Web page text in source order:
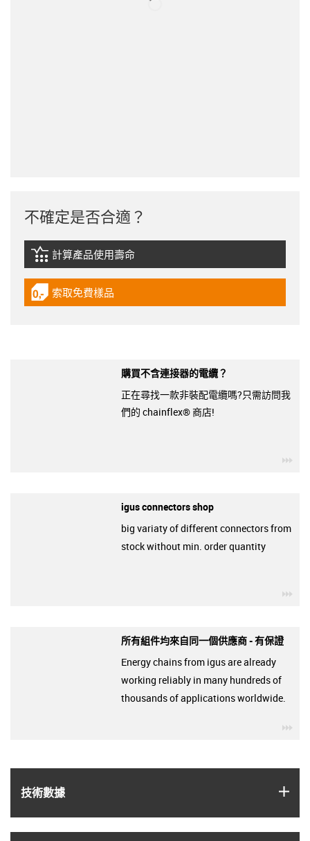
技術數據
不確定是否合適？
igus-icon-lebensdauerrechner
計算產品使用壽命
igus-icon-gratismuster
索取免費樣品
購買不含連接器的電纜？
正在尋找一款非裝配電纜嗎?只需訪問我
們的 chainflex® 商店!
igus connectors shop
big variaty of different connectors from
stock without min. order quantity
所有組件均來自同一個供應商 - 有保證
Energy chains from igus are already
working reliably in many hundreds of
thousands of applications worldwide.